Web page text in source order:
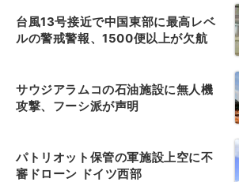
台風13号接近で中国東部に最高レベ
ルの警戒警報、1500便以上が欠航
サウジアラムコの石油施設に無人機
攻撃、フーシ派が声明
パトリオット保管の軍施設上空に不
審ドローン ドイツ西部